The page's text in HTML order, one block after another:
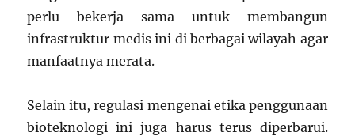
perlu bekerja sama untuk membangun
infrastruktur medis ini di berbagai wilayah agar
manfaatnya merata.
Selain itu, regulasi mengenai etika penggunaan
bioteknologi ini juga harus terus diperbarui.